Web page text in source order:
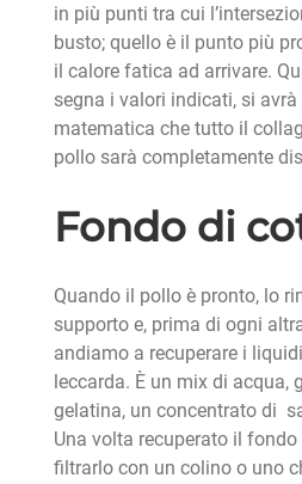
in più punti tra cui
busto; quello è il punto più
il calore fatica ad arrivare.
segna i valori indicati, si avrà
matematica che tutto il
pollo sarà completamente
Fondo di
Quando il pollo è pronto, lo
supporto e, prima di ogni
andiamo a recuperare i
leccarda. È un mix di acqua,
gelatina, un concentrato di
Una volta recuperato il
filtrarlo con un colino o uno